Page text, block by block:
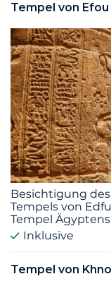
Tempel von Efou
Besichtigung
Tempels von
Tempel
Inklusive
Tempel von